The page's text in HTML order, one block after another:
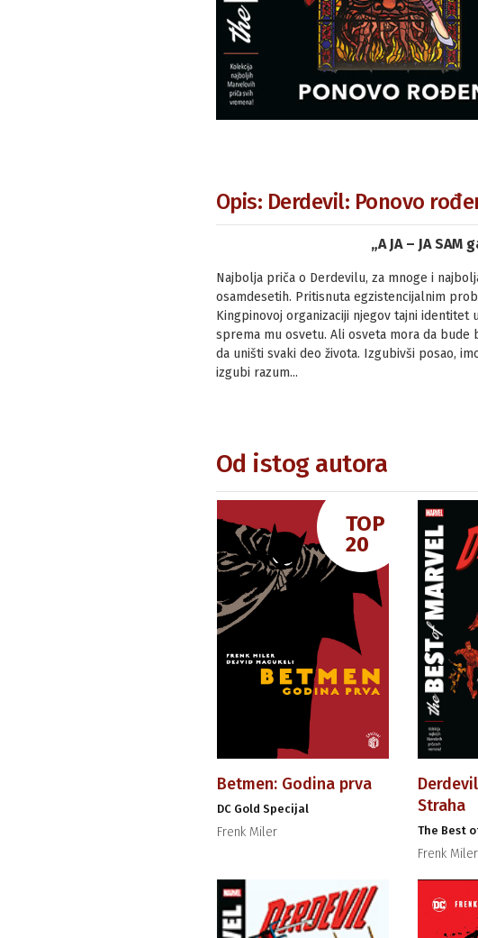
Opis: Derdevil: Ponovo
„A JA – JA SAM
Najbolja priča o Derdevilu, za mnoge i
osamdesetih. Pritisnuta egzistencijalnim
Kingpinovoj organizaciji njegov tajni identitet
sprema mu osvetu. Ali osveta mora da
da uništi svaki deo života. Izgubivši posao,
izgubi razum...
Od istog autora
TOP
20
Betmen: Godina prva
DC Gold Specijal
Frenk Miler
Straha
The Best
Frenk Miler